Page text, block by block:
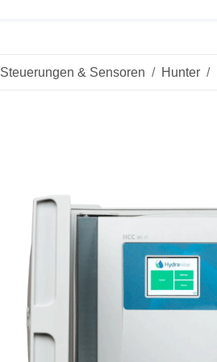
Steuerungen & Sensoren Hunter